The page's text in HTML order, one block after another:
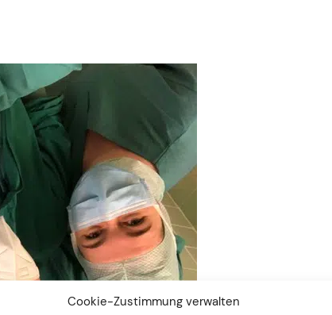
Cookie-Zustimmung verwalten